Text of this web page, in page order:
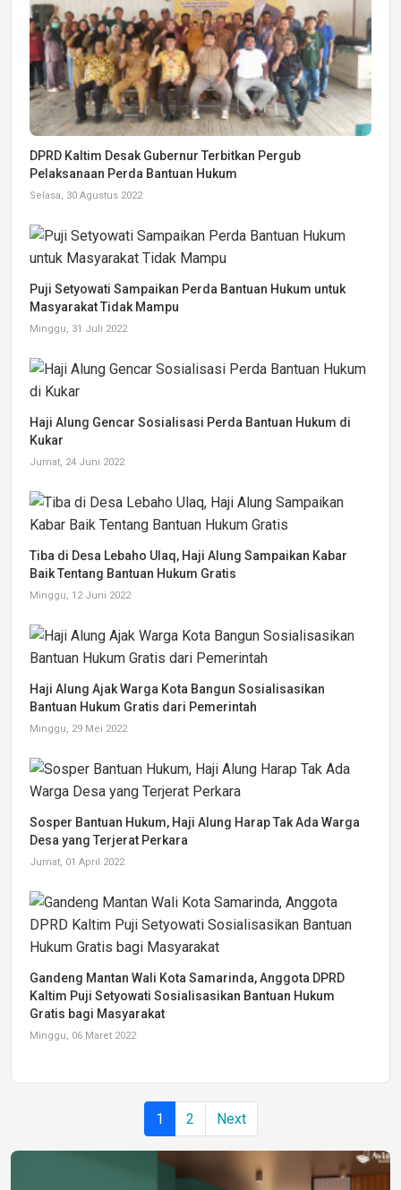
DPRD Kaltim Desak Gubernur Terbitkan Pergub
Pelaksanaan Perda Bantuan Hukum
Selasa, 30 Agustus 2022
Puji Setyowati Sampaikan Perda Bantuan Hukum untuk
Masyarakat Tidak Mampu
Minggu, 31 Juli 2022
Haji Alung Gencar Sosialisasi Perda Bantuan Hukum di
Kukar
Jumat, 24 Juni 2022
Tiba di Desa Lebaho Ulaq, Haji Alung Sampaikan Kabar
Baik Tentang Bantuan Hukum Gratis
Minggu, 12 Juni 2022
Haji Alung Ajak Warga Kota Bangun Sosialisasikan
Bantuan Hukum Gratis dari Pemerintah
Minggu, 29 Mei 2022
Sosper Bantuan Hukum, Haji Alung Harap Tak Ada Warga
Desa yang Terjerat Perkara
Jumat, 01 April 2022
Gandeng Mantan Wali Kota Samarinda, Anggota DPRD
Kaltim Puji Setyowati Sosialisasikan Bantuan Hukum
Gratis bagi Masyarakat
Minggu, 06 Maret 2022
1 2 Next